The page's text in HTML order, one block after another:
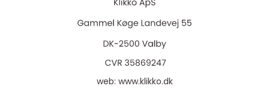
web: www.klikko.dk